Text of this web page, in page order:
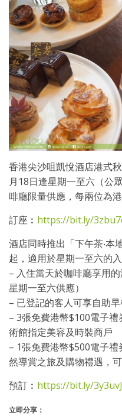
香港尖沙咀凱悅酒店港式
月18日逢星期一至六（公
啡廳限量供應，每兩位為港
訂座︰ https://bit.ly/
酒店同時推出「下午茶‧本
起，適用於星期一至六的
– 入住當天於咖啡廳享用
星期一至六供應）
– 已登記的客人可享自助早
– 3張免費港幣$100電子
術館指定美容及時裝商戶
– 1張免費港幣$500電子
然導賞之旅及購物禮遇，
預訂︰ https://bit.ly/
立即分享：